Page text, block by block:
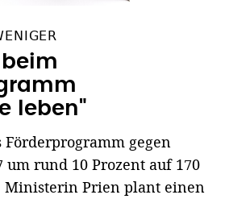
leben"
gegen
um rund 10 Prozent auf 170
Ministerin Prien plant einen